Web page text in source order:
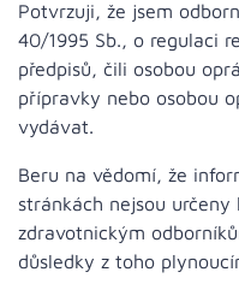
Potvrzuji, že jsem
40/1995 Sb., o regulaci
předpisů, čili osobou
přípravky nebo osobou
vydávat.
Beru na vědomí, že
stránkách nejsou
zdravotnickým
důsledky z toho